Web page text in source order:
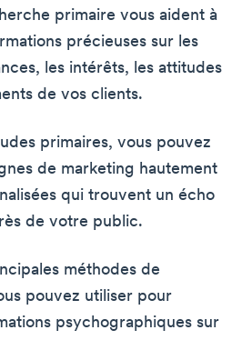
primaire vous aident à
précieuses sur les
les intérêts, les attitudes
de vos clients.
primaires, vous pouvez
de marketing hautement
qui trouvent un écho
de votre public.
méthodes de
pouvez utiliser pour
psychographiques sur